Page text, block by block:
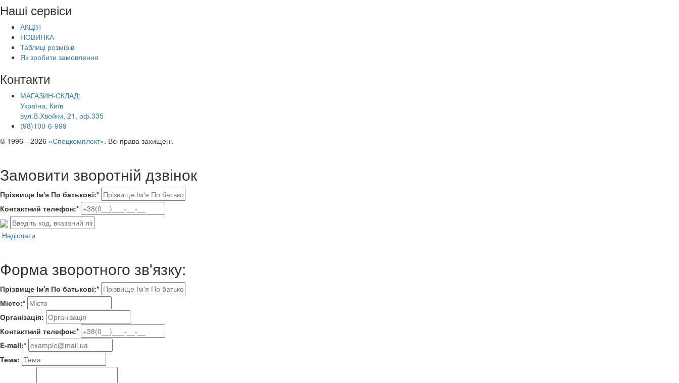
Наші сервіси
АКЦІЯ
НОВИНКА
Таблиці розмірів
Як зробити замовлення
Контакти
МАГАЗИН-СКЛАД:
Україна, Київ
вул.В.Хвойки, 21, оф.335
(98)100-6-999
© 1996—2026 «Спецкомплект». Всі права захищені.
Замовити зворотній дзвінок
Прізвище Ім'я По батькові:*
Контактний телефон:*
Надіслати
Форма зворотного зв'язку:
Прізвище Ім'я По батькові:*
Місто:*
Організація:
Контактний телефон:*
E-mail:*
Тема: